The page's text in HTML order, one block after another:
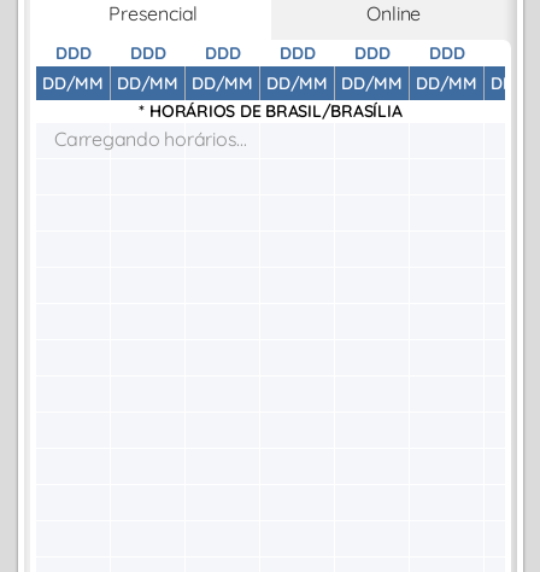
Presencial Online
DDD
DD/MM
DDD
DD/MM
DDD
DD/MM
DDD
DD/MM
DDD
DD/MM
DDD
DD/MM
DD/
* HORÁRIOS DE BRASIL/BRASÍLIA
Carregando horários...